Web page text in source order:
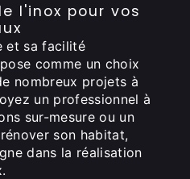
l'inox pour vos
et sa facilité
comme un choix
nombreux projets à
un professionnel à
sur-mesure ou un
son habitat,
dans la réalisation